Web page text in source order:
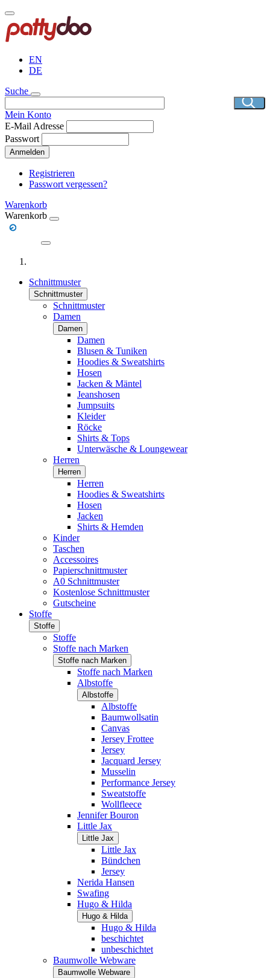
Direkt
zum
Inhalt
EN
DE
Suche
Mein Konto
E-Mail Adresse
Passwort
Anmelden
Registrieren
Passwort vergessen?
Warenkorb
Warenkorb
Schnittmuster
Schnittmuster
Schnittmuster
Damen
Damen
Damen
Blusen & Tuniken
Hoodies & Sweatshirts
Hosen
Jacken & Mäntel
Jeanshosen
Jumpsuits
Kleider
Röcke
Shirts & Tops
Unterwäsche & Loungewear
Herren
Herren
Herren
Hoodies & Sweatshirts
Hosen
Jacken
Shirts & Hemden
Kinder
Taschen
Accessoires
Papierschnittmuster
A0 Schnittmuster
Kostenlose Schnittmuster
Gutscheine
Stoffe
Stoffe
Stoffe
Stoffe nach Marken
Stoffe nach Marken
Stoffe nach Marken
Albstoffe
Albstoffe
Albstoffe
Baumwollsatin
Canvas
Jersey Frottee
Jersey
Jacquard Jersey
Musselin
Performance Jersey
Sweatstoffe
Wollfleece
Jennifer Bouron
Little Jax
Little Jax
Little Jax
Bündchen
Jersey
Nerida Hansen
Swafing
Hugo & Hilda
Hugo & Hilda
Hugo & Hilda
beschichtet
unbeschichtet
Baumwolle Webware
Baumwolle Webware